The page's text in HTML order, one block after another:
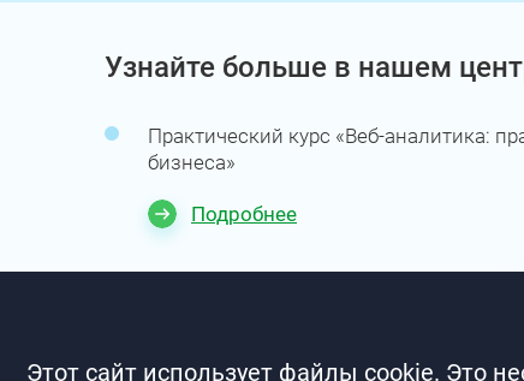
Узнайте больше в нашем
Практический курс «Веб-аналитика:
бизнеса»
Подробнее
Этот сайт использует файлы cookie. Это